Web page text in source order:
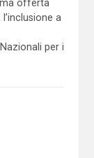
offerta
a
per i